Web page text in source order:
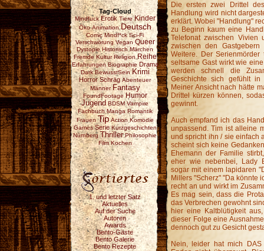
Tag-Cloud
Mindfuck Erotik Tiere Kinder
Öko Animation Deutsch
Comic Mindf*ck Sci-Fi
Verschwörung Vegan Queer
Dystopie Historisch Märchen
Fremde Kultur Religion Reihe
Erfahrungen Biographie Drama
Dark BewusstSein Krimi
Horror Schräg Abenteuer
Männer Fantasy
FoundFootage Humor
Jugend BDSM Vampire
Fachbuch Manga Romantik
Frauen Tip Action Komödie
Games Serie Kurzgeschichten
Nürnberg Thriller Philosophie
Film Kochen
1. und letzter Satz
Aktuelles
Auf der Suche
Autoren
Awards
Bento-Gäste
Bento Galerie
Bento Rezepte
Die ersten zwei Drittel
Handlung wird nicht
erklärt. Wobei "Handlung"
zu Beginn kaum eine
Telefonat zwischen Vivien
zwischen den
Weitere. Der
seltsame Gast wirkt wie
werden schnell die
Geschichte sich gefühlt
Meiner Ansicht nach hätte
Drittel kürzen können,
gewinnt.
Auch empfand ich das
unpassend. Tim ist alleine
und spricht ihn / sie einfach
scheint sich keine
Ehemann der Familie
eher wie nebenbei, Lady
sogar mit einem lapidaren
Millers "Scherz" "Da könnte
recht an und wirkt im
Es mag sein, dass die
das Verbrechen gewohnt
hier eine Kaltblütigkeit
dieser Folge eine
dennoch gut zu Gesicht
Nein, leider hat mich